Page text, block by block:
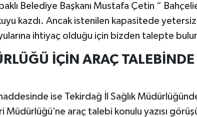
Belediye Başkanı Mustafa Çetin “
kazdı. Ancak istenilen kapasitede yetersiz
ihtiyaç olduğu için bizden talepte
İÇİN ARAÇ TALEBİNDE
ise Tekirdağ İl Sağlık
Müdürlüğü’ne araç talebi konulu yazısı